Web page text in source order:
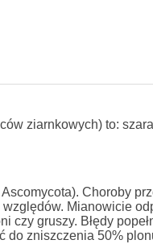
ziarnkowych) to:
Choroby
Mianowicie
czy gruszy. Błędy
do zniszczenia 50%